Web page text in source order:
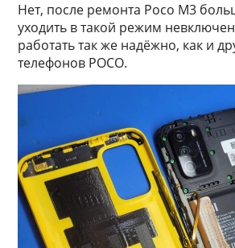
Нет, после ремонта Poco M3
уходить в такой режим
работать так же надёжно, как и
телефонов POCO.